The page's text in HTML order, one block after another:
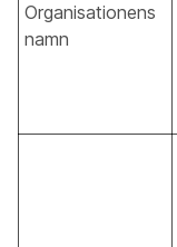
Organisationens
namn